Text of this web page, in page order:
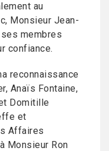
au
Monsieur Jean-
ses membres
confiance.
reconnaissance
Anaïs Fontaine,
Domitille
et
Affaires
Monsieur Ron